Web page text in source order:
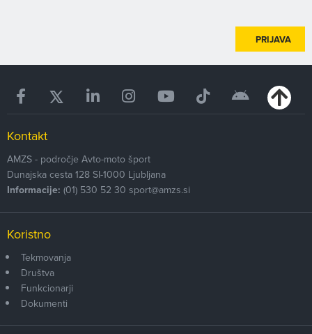
PRIJAVA
Kontakt
AMZS - področje Avto-moto šport
Dunajska cesta 128 SI-1000 Ljubljana
Informacije: (01) 530 52 30 sport@amzs.si
Koristno
Tekmovanja
Društva
Funkcionarji
Dokumenti